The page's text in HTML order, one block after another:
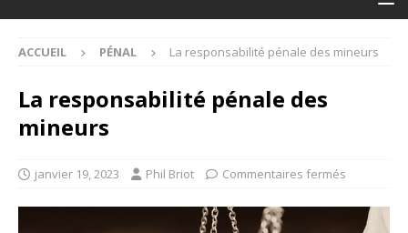
ACCUEIL PÉNAL La responsabilité pénale des mineurs
La responsabilité pénale des
mineurs
janvier 19, 2023 Phil Briot Commentaires fermés